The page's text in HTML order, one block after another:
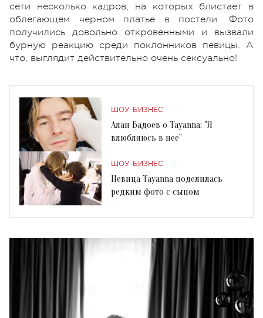
сети несколько кадров, на которых блистает в
облегающем черном платье в постели. Фото
получились довольно откровенными и вызвали
бурную реакцию среди поклонников певицы. А
что, выглядит действительно очень сексуально!
ШОУ-БИЗНЕС
Алан Бадоев о Tayanna: "Я
влюбляюсь в нее"
ШОУ-БИЗНЕС
Певица Tayanna поделилась
редким фото с сыном